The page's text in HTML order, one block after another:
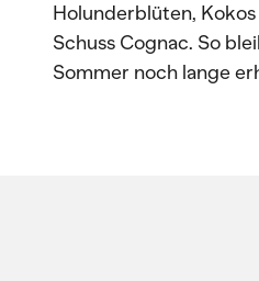
Holunderblüten,
Schuss Cognac. So
Sommer noch lange